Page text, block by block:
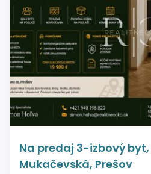
Na predaj 3-izbový
Mukačevská, Prešov